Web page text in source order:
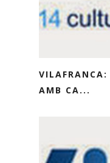
AMB CA...